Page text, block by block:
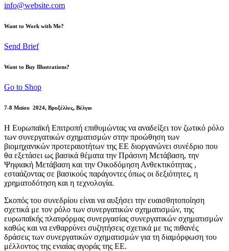
info@website.com
Want to Work with Me?
Send Brief
Want to Buy Illustrations?
Go to Shop
7-8 Μαϊου 2024, Βρυξέλλες, Βέλγιο
Η Ευρωπαϊκή Επιτροπή επιθυμώντας να αναδείξει τον ζωτικό ρόλο
των συνεργατικών σχηματισμών στην προώθηση των
βιομηχανικών προτεραιοτήτων της ΕΕ διοργανώνει συνέδριο που
θα εξετάσει ως βασικά θέματα την Πράσινη Μετάβαση, την
Ψηφιακή Μετάβαση και την Οικοδόμηση Ανθεκτικότητας ,
εσταάζοντας σε βασικούς παράγοντες όπως οι δεξιότητες, η
χρηματοδότηση και η τεχνολογία.
Σκοπός του συνεδρίου είναι να αυξήσει την ευαισθητοποίηση
σχετικά με τον ρόλο των συνεργατικών σχηματισμών, της
ευρωπαϊκής πλατφόρμας συνεργασίας συνεργατικών σχηματισμών
καθώς και να ενθαρρύνει συζητήσεις σχετικά με τις πιθανές
δράσεις των συνεργατικών σχηματισμών για τη διαμόρφωση του
μέλλοντος της ενιαίας αγοράς της ΕΕ.